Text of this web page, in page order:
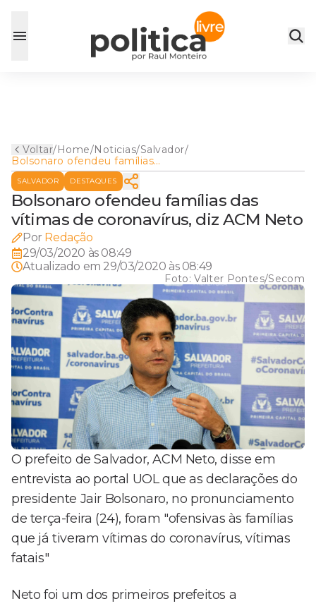
Voltar/Home/Noticias/Salvador/
Bolsonaro ofendeu famílias
das vítimas de coronavírus,
diz ACM Neto
SALVADOR DESTAQUES
Bolsonaro ofendeu famílias das
vítimas de coronavírus, diz ACM Neto
Por Redação
29/03/2020 às 08:49
Atualizado em 29/03/2020 às 08:49
Foto:Valter Pontes/Secom
O prefeito de Salvador, ACM Neto, disse em
entrevista ao portal UOL que as declarações do
presidente Jair Bolsonaro, no pronunciamento
de terça-feira (24), foram "ofensivas às famílias
que já tiveram vítimas do coronavírus, vítimas
fatais"
Neto foi um dos primeiros prefeitos a